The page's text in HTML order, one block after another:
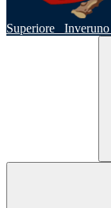
Superiore
Inveruno